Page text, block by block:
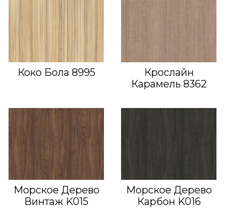
Коко Бола 8995
Крослайн
Карамель 8362
Морское Дерево
Винтаж K015
Морское Дерево
Карбон K016